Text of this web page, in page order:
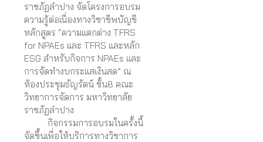
ราชภัฏลำปาง จัดโครงการอบรม
ความรู้ต่อเนื่องทางวิชาชีพบัญชี
หลักสูตร “ความแตกต่าง TFRS
for NPAEs และ TFRS และหลัก
ESG สำหรับกิจการ NPAEs และ
การจัดทำงบกระแสเงินสด” ณ
ห้องประชุมธัญรัตน์ ชั้น8 คณะ
วิทยาการจัดการ มหาวิทยาลัย
ราชภัฏลำปาง
กิจกรรมการอบรมในครั้งนี้
จัดขึ้นเพื่อให้บริการทางวิชาการ